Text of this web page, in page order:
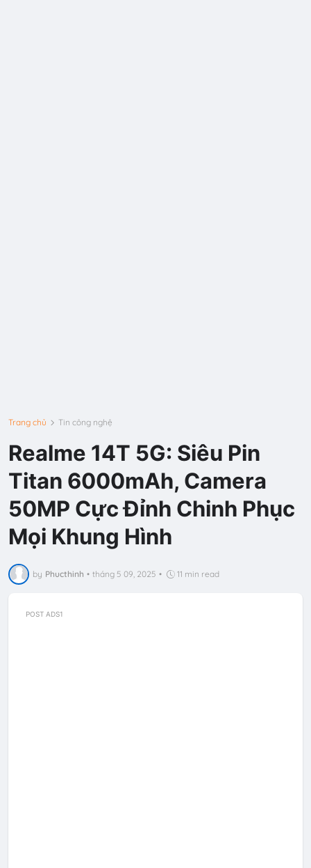
Trang chủ Tin công nghệ
Realme 14T 5G: Siêu Pin
Titan 6000mAh, Camera
50MP Cực Đỉnh Chinh Phục
Mọi Khung Hình
by Phucthinh • tháng 5 09, 2025 • 11 min read
POST ADS1